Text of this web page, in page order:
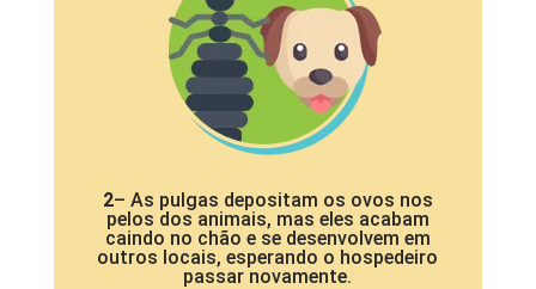
2– As pulgas depositam os ovos nos
pelos dos animais, mas eles acabam
caindo no chão e se desenvolvem em
outros locais, esperando o hospedeiro
passar novamente.